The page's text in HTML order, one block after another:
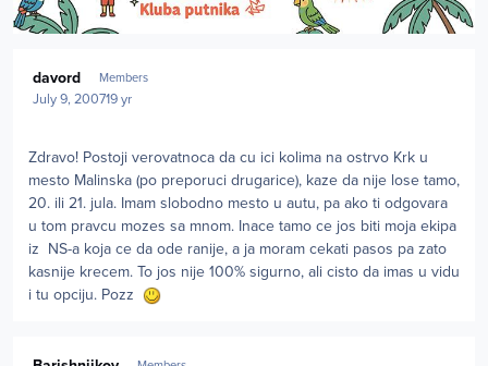
davord Members
July 9, 200719 yr
Zdravo! Postoji verovatnoca da cu ici kolima na ostrvo Krk u
mesto Malinska (po preporuci drugarice), kaze da nije lose tamo,
20. ili 21. jula. Imam slobodno mesto u autu, pa ako ti odgovara
u tom pravcu mozes sa mnom. Inace tamo ce jos biti moja ekipa
iz NS-a koja ce da ode ranije, a ja moram cekati pasos pa zato
kasnije krecem. To jos nije 100% sigurno, ali cisto da imas u vidu
i tu opciju. Pozz